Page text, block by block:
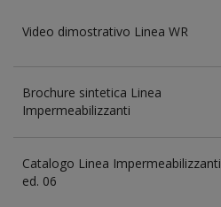
Video dimostrativo Linea WR
Brochure sintetica Linea
Impermeabilizzanti
Catalogo Linea Impermeabilizzanti
ed. 06